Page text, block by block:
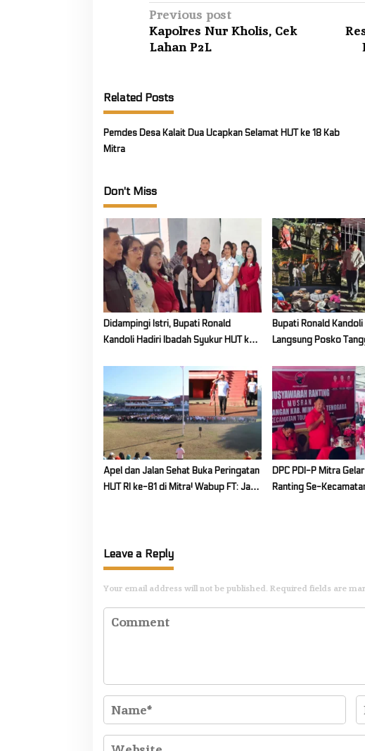
P
o
s
n
a
v
a
t
i
o
n
Previous post
Kapolres Nur Kholis, Cek
Lahan P2L
Related Posts
Pemdes Desa Kalait Dua Ucapkan Selamat HUT ke 18 Kab
Mitra
Don't Miss
Didampingi Istri, Bupati Ronald
Kandoli Hadiri Ibadah Syukur HUT ke-
Bupati Ronald Kandoli
Langsung Posko
Apel dan Jalan Sehat Buka Peringatan
HUT RI ke-81 di Mitra! Wabup FT: Jaga
DPC PDI-P Mitra
Ranting Se-
Leave a Reply
Your email address will not be published. Required fields are